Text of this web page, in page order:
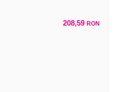
208,59 RON